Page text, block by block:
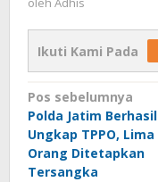
Ikuti Kami Pada
Navigasi
pos
Pos sebelumnya
Polda Jatim Berhasil
Ungkap TPPO, Lima
Orang Ditetapkan
Tersangka